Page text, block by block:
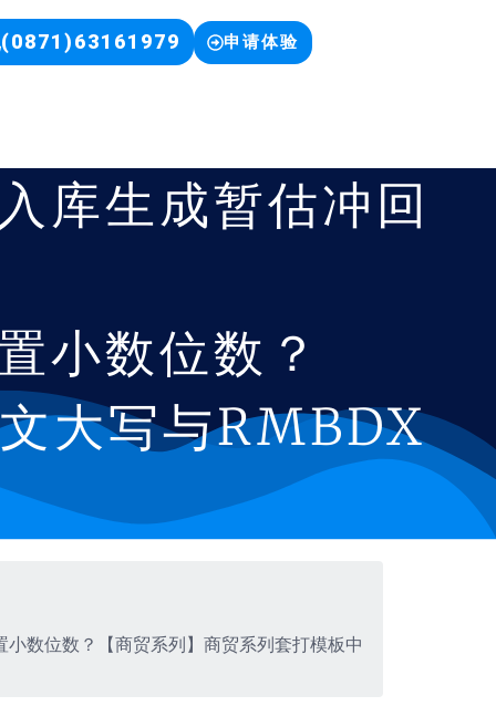
(0871)63161979 申请体验
库生成暂估冲回
小数位数？
大写与RMBDX
数位数？【商贸系列】商贸系列套打模板中